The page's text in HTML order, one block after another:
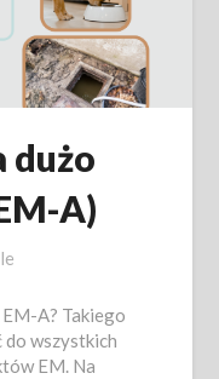
dużo
A)
A? Takiego
do wszystkich
EM. Na